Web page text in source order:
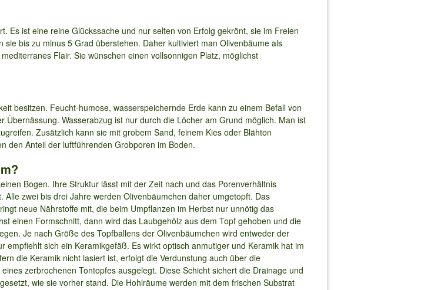
Es ist eine reine Glückssache und nur selten von Erfolg gekrönt, sie im Freien
bis zu minus 5 Grad überstehen. Daher kultiviert man Olivenbäume als
Flair. Sie wünschen einen vollsonnigen Platz, möglichst
besitzen. Feucht-humose, wasserspeichernde Erde kann zu einem Befall von
Wasserabzug ist nur durch die Löcher am Grund möglich. Man ist
Zusätzlich kann sie mit grobem Sand, feinem Kies oder Blähton
den Anteil der luftführenden Grobporen im Boden.
Bogen. Ihre Struktur lässt mit der Zeit nach und das Porenverhältnis
zwei bis drei Jahre werden Olivenbäumchen daher umgetopft. Das
neue Nährstoffe mit, die beim Umpflanzen im Herbst nur unnötig das
einen Formschnitt, dann wird das Laubgehölz aus dem Topf gehoben und die
Je nach Größe des Topfballens der Olivenbäumchen wird entweder der
sich ein Keramikgefäß. Es wirkt optisch anmutiger und Keramik hat im
die Keramik nicht lasiert ist, erfolgt die Verdunstung auch über die
zerbrochenen Tontopfes ausgelegt. Diese Schicht sichert die Drainage und
wie sie vorher stand. Die Hohlräume werden mit dem frischen Substrat